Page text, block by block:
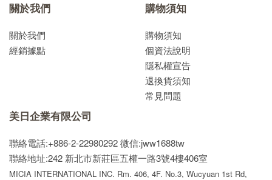
關於我們
關於我們
經銷據點
購物須知
購物須知
個資法說明
隱私權宣告
退換貨須知
常見問題
美日企業有限公司
聯絡電話:+886-2-22980292微信:jww1688tw
聯絡地址:242 新北市新莊區五權一路3號4樓406室
MICIA INTERNATIONAL INC. Rm. 406, 4F. No.3, Wucyuan 1st Rd,